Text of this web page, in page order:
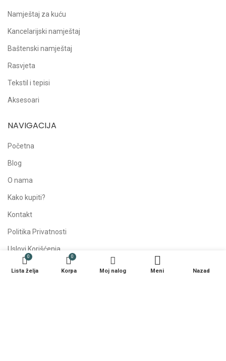
Namještaj za kuću
Kancelarijski namještaj
Baštenski namještaj
Rasvjeta
Tekstil i tepisi
Aksesoari
NAVIGACIJA
Početna
Blog
O nama
Kako kupiti?
Kontakt
Politika Privatnosti
Uslovi Korišćenja
SOCIJALNE MREŽE
0
Lista želja
0
Korpa Moj nalog Meni Nazad